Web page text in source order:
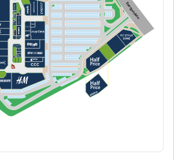
Energetyków